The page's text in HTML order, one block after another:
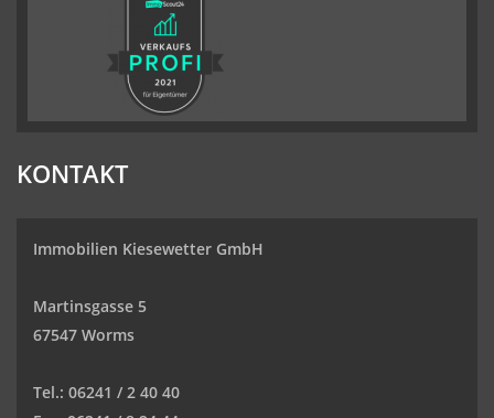
KONTAKT
Immobilien Kiesewetter GmbH
Martinsgasse 5
67547 Worms
Tel.: 06241 / 2 40 40